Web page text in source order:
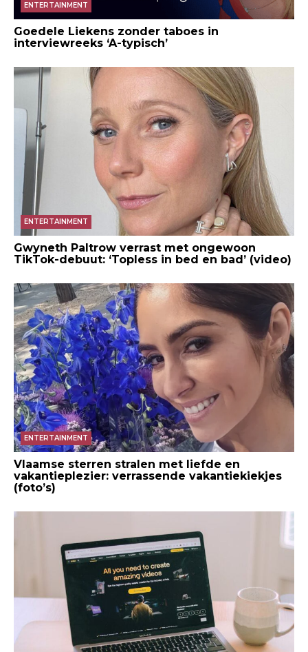
ENTERTAINMENT
Goedele Liekens zonder taboes in
interviewreeks ‘A-typisch’
ENTERTAINMENT
Gwyneth Paltrow verrast met ongewoon
TikTok-debuut: ‘Topless in bed en bad’ (video)
ENTERTAINMENT
Vlaamse sterren stralen met liefde en
vakantieplezier: verrassende vakantiekiekjes
(foto’s)